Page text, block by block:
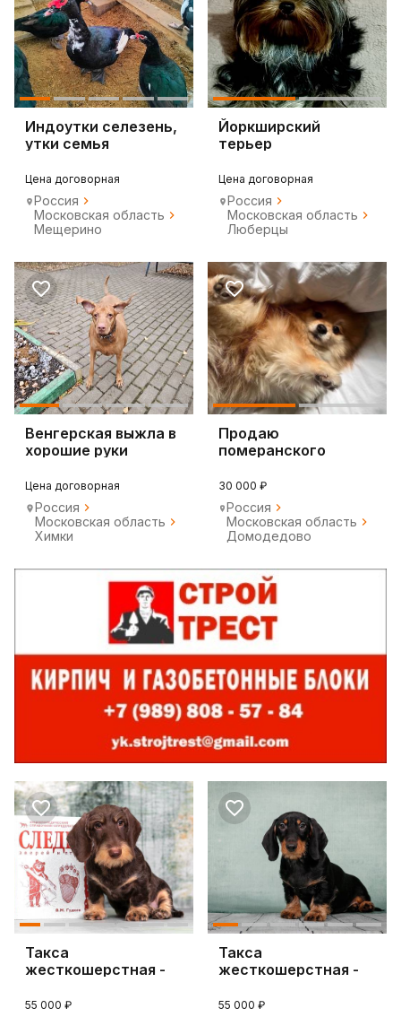
Индоутки селезень,
утки семья
Цена договорная
Россия
Московская область
Мещерино
Йоркширский
терьер
Цена договорная
Россия
Московская область
Люберцы
Венгерская выжла в
хорошие руки
Цена договорная
Россия
Московская область
Химки
Продаю
померанского
30 000 ₽
Россия
Московская область
Домодедово
Такса
жесткошерстная -
жесткошерстной
55 000 ₽
Такса
жесткошерстная -
такс
55 000 ₽